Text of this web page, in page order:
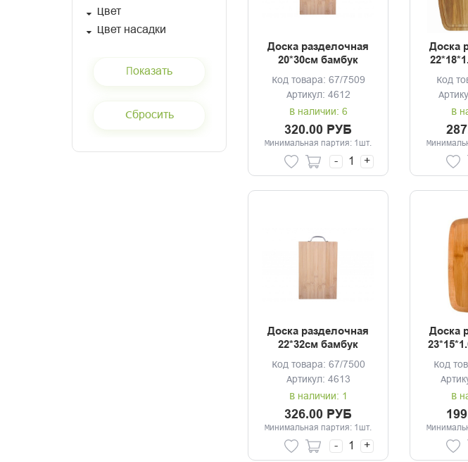
Цвет
Цвет насадки
Доска разделочная
20*30см бамбук
Код товара: 67/7509
Артикул: 4612
В наличии: 6
320.00 РУБ
Минимальная партия: 1шт.
- +
Доска
Код
В
Доска разделочная
22*32см бамбук
Код товара: 67/7500
Артикул: 4613
В наличии: 1
326.00 РУБ
Минимальная партия: 1шт.
- +
Доска
Код
В